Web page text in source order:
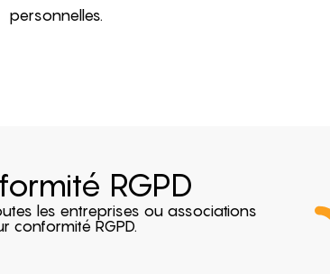
personnelles.
RGPD
les entreprises ou associations
conformité RGPD.